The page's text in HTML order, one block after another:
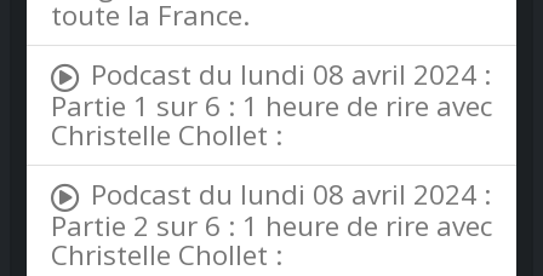
toute la France.
Podcast du lundi 08 avril 2024 :
Partie 1 sur 6 : 1 heure de rire avec
Christelle Chollet :
Podcast du lundi 08 avril 2024 :
Partie 2 sur 6 : 1 heure de rire avec
Christelle Chollet :